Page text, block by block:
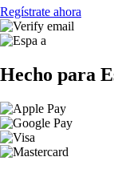
Regístrate ahora
Hecho para